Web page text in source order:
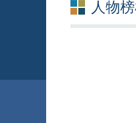
人物